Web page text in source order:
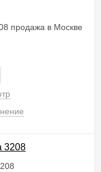
продажа в Москве
3208